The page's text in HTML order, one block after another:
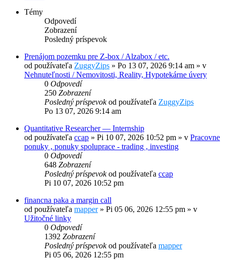
Témy
Odpovedí
Zobrazení
Posledný príspevok
Prenájom pozemku pre Z-box / Alzabox / etc.
od používateľa ZuggyZips » Po 13 07, 2026 9:14 am » v
Nehnuteľnosti / Nemovitosti, Reality, Hypotekárne úvery
0 Odpovedí
250 Zobrazení
Posledný príspevokod používateľa ZuggyZips
Po 13 07, 2026 9:14 am
Quantitative Researcher — Internship
od používateľa ccap » Pi 10 07, 2026 10:52 pm » v Pracovne
ponuky , ponuky spoluprace - trading , investing
0 Odpovedí
648 Zobrazení
Posledný príspevokod používateľa ccap
Pi 10 07, 2026 10:52 pm
financna paka a margin call
od používateľa mapper» Pi 05 06, 2026 12:55 pm » v
Užitočné linky
0 Odpovedí
1392 Zobrazení
Posledný príspevokod používateľa mapper
Pi 05 06, 2026 12:55 pm